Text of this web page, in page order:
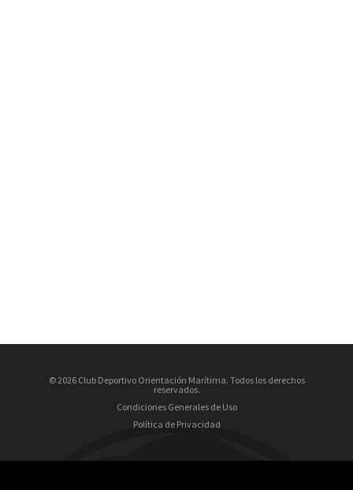
© 2026 Club Deportivo Orientación Marítima. Todos los derechos
reservados.
Condiciones Generales de Uso
Política de Privacidad